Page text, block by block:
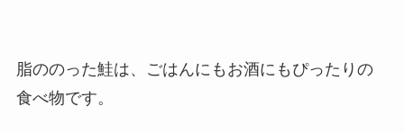
脂ののった鮭は、ごはんにもお酒にもぴったりの
食べ物です。